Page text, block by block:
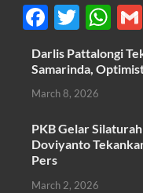
F
ac
e
b
o
o
k
T
w
itt
er
W
h
at
A
p
Darlis Pattalongi
Samarinda,
March 8, 2026
PKB Gelar
Doviyanto
Pers
March 2, 2026